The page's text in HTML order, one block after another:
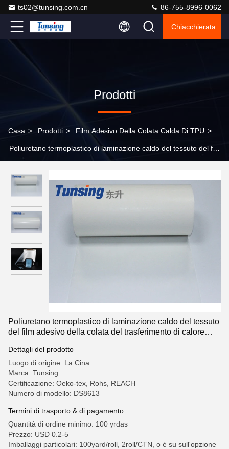
ts02@tunsing.com.cn 86-755-8996-0062
Chiacchierata
Prodotti
Casa > Prodotti > Film Adesivo Della Colata Calda Di TPU >
Poliuretano termoplastico di laminazione caldo del tessuto del film
elaborazione
Poliuretano termoplastico di laminazione caldo del tessuto
del film adesivo della colata del trasferimento di calore
Dettagli del prodotto
Luogo di origine: La Cina
Marca: Tunsing
Certificazione: Oeko-tex, Rohs, REACH
Numero di modello: DS8613
Termini di trasporto & di pagamento
Quantità di ordine minimo: 100 yrdas
Prezzo: USD 0.2-5
Imballaggi particolari: 100yard/roll, 2roll/CTN, o è su sull'opzione